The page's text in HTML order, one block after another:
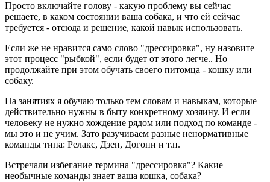
Просто включайте голову - какую проблему вы сейчас
решаете, в каком состоянии ваша собака, и что ей сейчас
требуется - отсюда и решение, какой навык использовать.
Если же не нравится само слово "дрессировка", ну назовите
этот процесс "рыбкой", если будет от этого легче.. Но
продолжайте при этом обучать своего питомца - кошку или
собаку.
На занятиях я обучаю только тем словам и навыкам, которые
действительно нужны в быту конкретному хозяину. И если
человеку не нужно хождение рядом или подход по команде -
мы это и не учим. Зато разучиваем разные ненормативные
команды типа: Релакс, Дзен, Догони и т.п.
Встречали избегание термина "дрессировка"? Какие
необычные команды знает ваша кошка, собака?